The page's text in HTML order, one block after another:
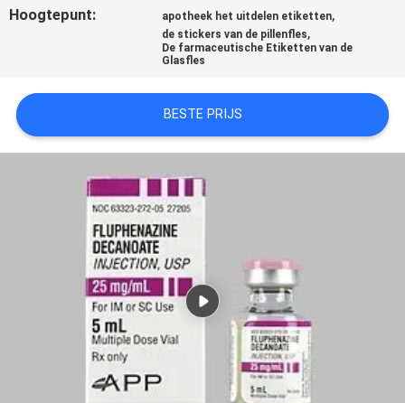
PRIVACY
Hoogtepunt: apotheek het uitdelen etiketten,
de stickers van de pillenfles,
De farmaceutische Etiketten van de
Glasfles
BESTE PRIJS